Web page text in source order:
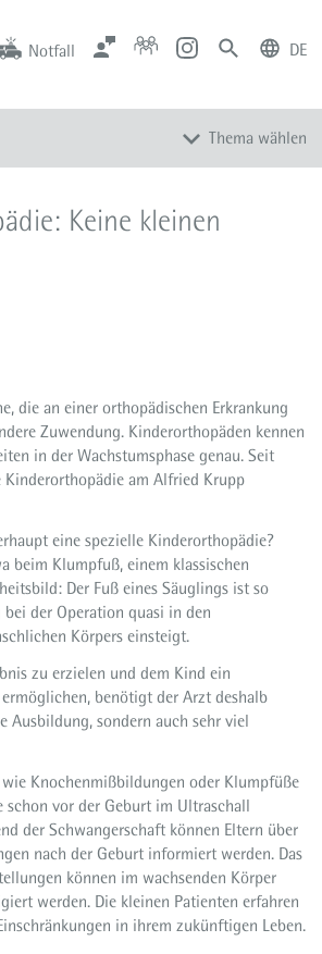
Notfall
Notfall Zentrale Anfahrt
DE
Thema wählen
Keine kleinen
die an einer orthopädischen Erkrankung
Zuwendung. Kinderorthopäden kennen
in der Wachstumsphase genau. Seit
am Alfried Krupp
eine spezielle Kinderorthopädie?
beim Klumpfuß, einem klassischen
Der Fuß eines Säuglings ist so
der Operation quasi in den
Körpers einsteigt.
zu erzielen und dem Kind ein
benötigt der Arzt deshalb
Ausbildung, sondern auch sehr viel
Knochenmißbildungen oder Klumpfüße
schon vor der Geburt im Ultraschall
der Schwangerschaft können Eltern über
nach der Geburt informiert werden. Das
können im wachsenden Körper
werden. Die kleinen Patienten erfahren
in ihrem zukünftigen Leben.